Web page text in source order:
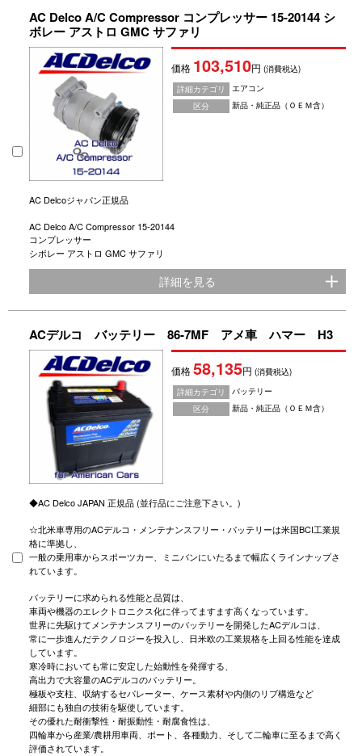
AC Delco A/C Compressor コンプレッサー 15-20144 シ
ボレー アストロ GMC サファリ
価格 103,510円(消費税込)
詳細カテゴリ
エアコン
区分
新品・純正品（ＯＥＭ含）
AC Delcoジャパン正規品
AC Delco A/C Compressor 15-20144
コンプレッサー
シボレー アストロ GMC サファリ
詳細を見る
ACデルコ バッテリー 86-7MF アメ車 ハマー H3
価格58,135円(消費税込)
詳細カテゴリ
バッテリー
区分
新品・純正品（ＯＥＭ含）
◆AC Delco JAPAN 正規品 (並行品にご注意下さい。)
☆北米車専用のACデルコ・メンテナンスフリー・バッテリーは米国BCI工業規
格に準拠し、
一般の乗用車からスポーツカー、ミニバンにいたるまで幅広くラインナップさ
れています。
バッテリーに求められる性能と品質は、
車両や機器のエレクトロニクス化に伴ってますます高くなっています。
世界に先駆けてメンテナンスフリーのバッテリーを開発したACデルコは、
常に一歩進んだテクノロジーを投入し、日米欧の工業規格を上回る性能を達成
しています。
寒冷時においても常に安定した始動性を発揮する、
高出力で大容量のACデルコのバッテリー。
極板や支柱、収納するセパレーター、ケース素材や内側のリブ構造など
細部にも独自の技術を駆使しています。
その優れた耐衝撃性・耐振動性・耐腐食性は、
四輪車から産業/農耕用車両、ポート、各種動力、そして二輪車に至るまで高く
評価されています。